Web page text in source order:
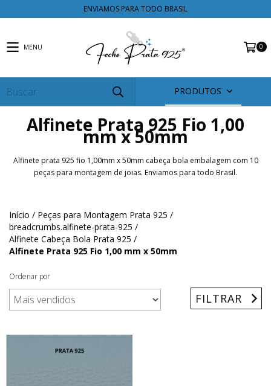
ENVIAMOS PARA TODO BRASIL
MENU 0
PRODUTOS
Alfinete Prata 925 Fio 1,00
mm x 50mm
Alfinete prata 925 fio 1,00mm x 50mm cabeça bola embalagem com 10
peças para montagem de joias. Enviamos para todo Brasil.
Início / Peças para Montagem Prata 925 /
breadcrumbs.alfinete-prata-925 /
Alfinete Cabeça Bola Prata 925 /
Alfinete Prata 925 Fio 1,00 mm x 50mm
Ordenar por
FILTRAR